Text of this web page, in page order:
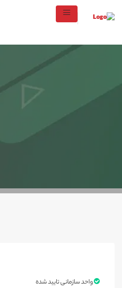
واحد سازمانی تایید شده